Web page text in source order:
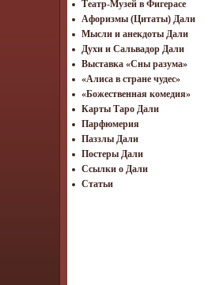
Театр-Музей в Фигерасе
Афоризмы (Цитаты) Дали
Мысли и анекдоты Дали
Духи и Сальвадор Дали
Выставка «Сны разума»
«Алиса в стране чудес»
«Божественная комедия»
Карты Таро Дали
Парфюмерия
Паззлы Дали
Постеры Дали
Ссылки о Дали
Статьи